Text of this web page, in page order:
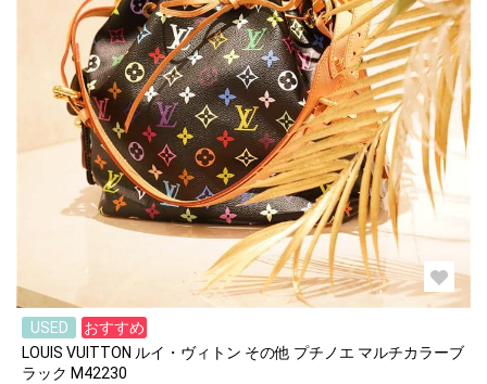
USED
おすすめ
LOUIS VUITTON ルイ・ヴィトン その他 プチノエ マルチカラーブ
ラック M42230